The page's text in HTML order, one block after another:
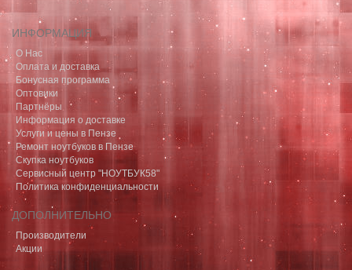
ИНФОРМАЦИЯ
О Нас
Оплата и доставка
Бонусная программа
Оптовики
Партнёры
Информация о доставке
Услуги и цены в Пензе
Ремонт ноутбуков в Пензе
Скупка ноутбуков
Сервисный центр "НОУТБУК58"
Политика конфиденциальности
ДОПОЛНИТЕЛЬНО
Производители
Акции